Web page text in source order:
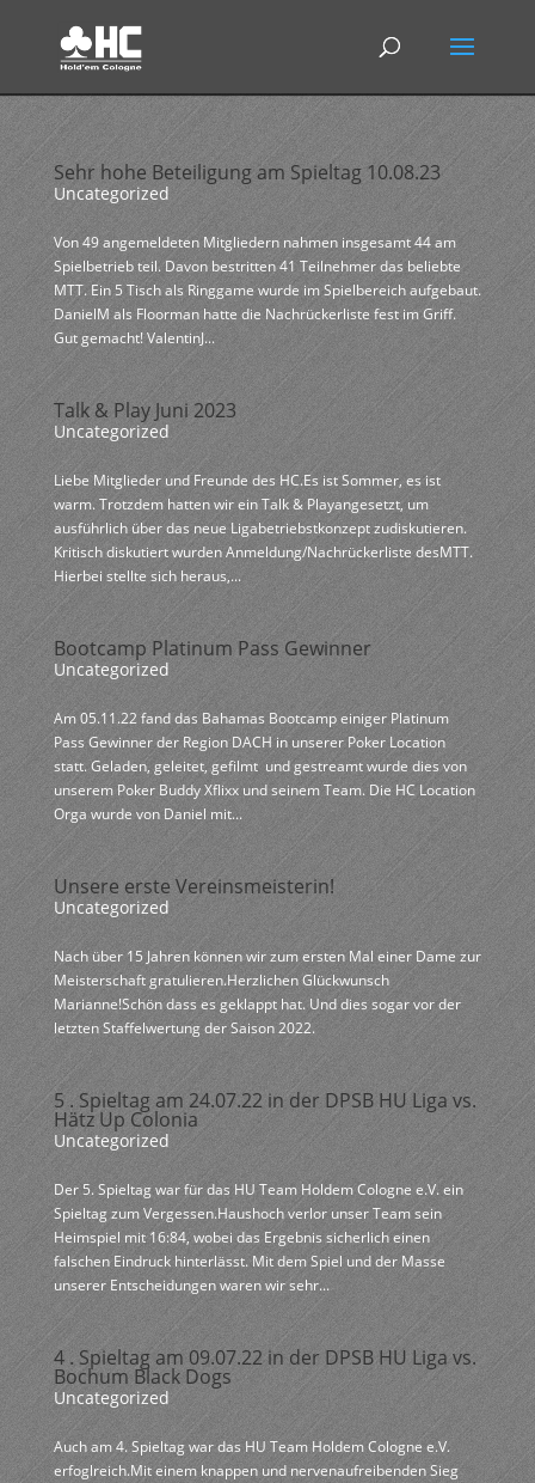
Sehr hohe Beteiligung am Spieltag 10.08.23
Uncategorized
Von 49 angemeldeten Mitgliedern nahmen insgesamt 44 am
Spielbetrieb teil. Davon bestritten 41 Teilnehmer das beliebte
MTT. Ein 5 Tisch als Ringgame wurde im Spielbereich aufgebaut.
DanielM als Floorman hatte die Nachrückerliste fest im Griff.
Gut gemacht! ValentinJ...
Talk & Play Juni 2023
Uncategorized
Liebe Mitglieder und Freunde des HC.Es ist Sommer, es ist
warm. Trotzdem hatten wir ein Talk & Playangesetzt, um
ausführlich über das neue Ligabetriebstkonzept zudiskutieren.
Kritisch diskutiert wurden Anmeldung/Nachrückerliste desMTT.
Hierbei stellte sich heraus,...
Bootcamp Platinum Pass Gewinner
Uncategorized
Am 05.11.22 fand das Bahamas Bootcamp einiger Platinum
Pass Gewinner der Region DACH in unserer Poker Location
statt. Geladen, geleitet, gefilmt und gestreamt wurde dies von
unserem Poker Buddy Xflixx und seinem Team. Die HC Location
Orga wurde von Daniel mit...
Unsere erste Vereinsmeisterin!
Uncategorized
Nach über 15 Jahren können wir zum ersten Mal einer Dame zur
Meisterschaft gratulieren.Herzlichen Glückwunsch
Marianne!Schön dass es geklappt hat. Und dies sogar vor der
letzten Staffelwertung der Saison 2022.
5 . Spieltag am 24.07.22 in der DPSB HU Liga vs.
Hätz Up Colonia
Uncategorized
Der 5. Spieltag war für das HU Team Holdem Cologne e.V. ein
Spieltag zum Vergessen.Haushoch verlor unser Team sein
Heimspiel mit 16:84, wobei das Ergebnis sicherlich einen
falschen Eindruck hinterlässt. Mit dem Spiel und der Masse
unserer Entscheidungen waren wir sehr...
4 . Spieltag am 09.07.22 in der DPSB HU Liga vs.
Bochum Black Dogs
Uncategorized
Auch am 4. Spieltag war das HU Team Holdem Cologne e.V.
erfoglreich.Mit einem knappen und nervenaufreibenden Sieg